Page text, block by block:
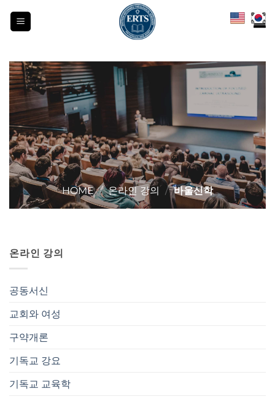
HOME / 온라인 강의 / 바울신학
온라인 강의
공동서신
교회와 여성
구약개론
기독교 강요
기독교 교육학